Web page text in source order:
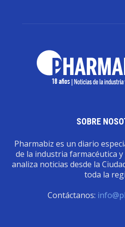
SOBRE
Pharmabiz es un diario
de la industria farmacéutica
analiza noticias desde la
toda la
Contáctanos: